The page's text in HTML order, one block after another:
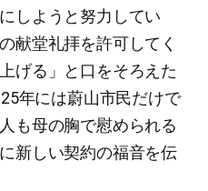
しようと努力してい
献堂礼拝を許可してく
げる」と口をそろえた
年には蔚山市民だけで
も母の胸で慰められる
新しい契約の福音を伝